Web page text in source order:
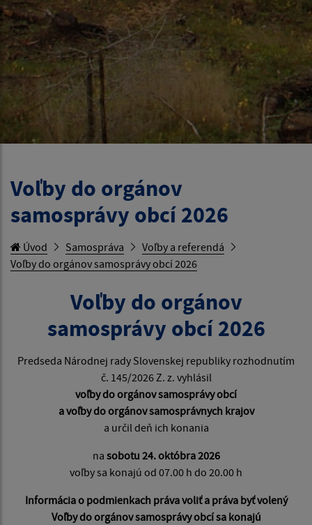
Voľby do orgánov
samosprávy obcí 2026
Úvod Samospráva
Voľby a referendá
Voľby do orgánov samosprávy obcí 2026
Voľby do orgánov
samosprávy obcí 2026
Predseda Národnej rady Slovenskej republiky rozhodnutím
č. 145/2026 Z. z. vyhlásil
voľby do orgánov samosprávy obcí
a voľby do orgánov samosprávnych krajov
a určil deň ich konania
na sobotu 24. októbra 2026
voľby sa konajú od 07.00 h do 20.00 h
Informácia o podmienkach práva voliť a práva byť volený
Voľby do orgánov samosprávy obcí sa konajú